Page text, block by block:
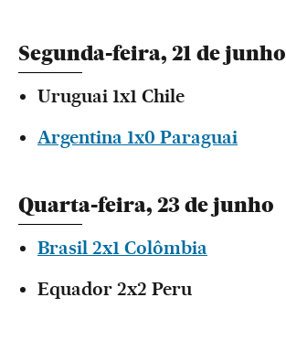
Segunda-feira, 21 de junho
Uruguai 1x1 Chile
Argentina 1x0 Paraguai
Quarta-feira, 23 de junho
Brasil 2x1 Colômbia
Equador 2x2 Peru